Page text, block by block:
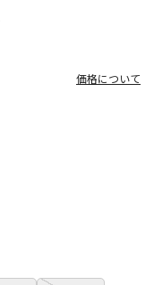
価格について